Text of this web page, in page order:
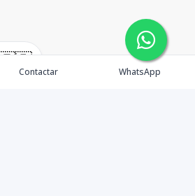
Contactar WhatsApp